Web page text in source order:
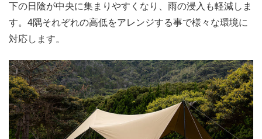
下の日陰が中央に集まりやすくなり、雨の浸入も軽減しま
す。4隅それぞれの高低をアレンジする事で様々な環境に
対応します。